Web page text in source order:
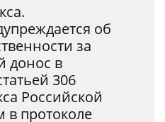
об
за
донос в
306
Российской
в протоколе